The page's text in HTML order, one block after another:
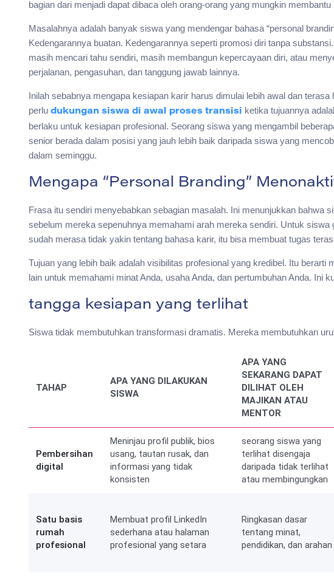
bagian dari menjadi dapat dibaca oleh orang-orang yang mungkin
Masalahnya adalah banyak siswa yang mendengar bahasa “personal
Kedengarannya buatan. Kedengarannya seperti promosi diri tanpa
masih mencari tahu sendiri, masih membangun kepercayaan diri, atau
perjalanan, pengasuhan, dan tanggung jawab lainnya.
Inilah sebabnya mengapa kesiapan karir harus dimulai lebih awal dan
perlu dukungan siswa di awal proses transisi ketika tujuannya
berlaku untuk kesiapan profesional. Seorang siswa yang mengambil
senior berada dalam posisi yang jauh lebih baik daripada siswa yang
dalam seminggu.
Mengapa “Personal Branding”
Frasa itu sendiri menyebabkan sebagian masalah. Ini menunjukkan bahwa
sebelum mereka sepenuhnya memahami arah mereka sendiri. Untuk
sudah merasa tidak yakin tentang bahasa karir, itu bisa membuat tugas
Tujuan yang lebih baik adalah visibilitas profesional yang kredibel. Itu berarti
lain untuk memahami minat Anda, usaha Anda, dan pertumbuhan Anda. Ini
tangga kesiapan yang terlihat
Siswa tidak membutuhkan transformasi dramatis. Mereka membutuhkan
TAHAP
APA YANG DILAKUKAN
SISWA
APA YANG
SEKARANG DAPAT
DILIHAT OLEH
MAJIKAN ATAU
MENTOR
Pembersihan
digital
Meninjau profil publik, bios
usang, tautan rusak, dan
informasi yang tidak
konsisten
seorang siswa yang
terlihat disengaja
daripada tidak terlihat
atau membingungkan
Satu basis
rumah
profesional
Membuat profil LinkedIn
sederhana atau halaman
profesional yang setara
Ringkasan dasar
tentang minat,
pendidikan, dan arahan